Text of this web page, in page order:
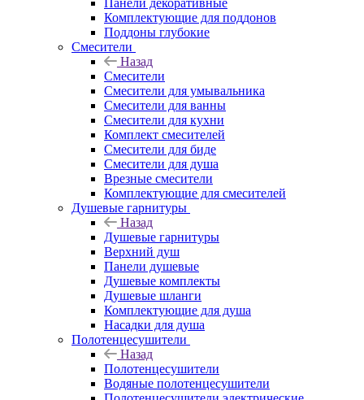
Панели декоративные
Комплектующие для поддонов
Поддоны глубокие
Смесители
Назад
Смесители
Смесители для умывальника
Смесители для ванны
Смесители для кухни
Комплект смесителей
Смесители для биде
Смесители для душа
Врезные смесители
Комплектующие для смесителей
Душевые гарнитуры
Назад
Душевые гарнитуры
Верхний душ
Панели душевые
Душевые комплекты
Душевые шланги
Комплектующие для душа
Насадки для душа
Полотенцесушители
Назад
Полотенцесушители
Водяные полотенцесушители